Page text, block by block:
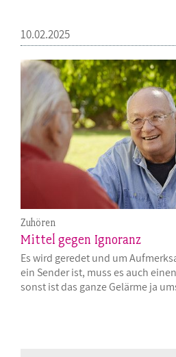
10.02.2025
Zuhören
Mittel gegen Ignoranz
Es wird geredet und um
ein Sender ist, muss es auch
sonst ist das ganze Gelärme ja